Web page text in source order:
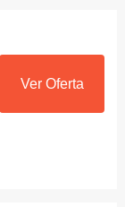
Ver Oferta